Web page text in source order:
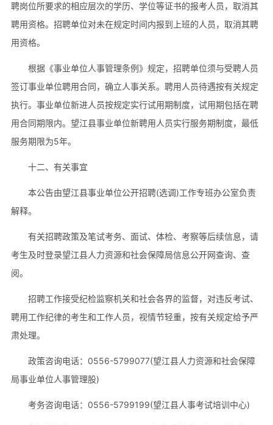
聘岗位所要求的相应层次的学历、学位等证书的报考人员，取消其
聘用资格。招聘单位对未在规定时间内报到上班的人员，取消其聘
用资格。
根据《事业单位人事管理条例》规定，招聘单位须与受聘人员
签订事业单位聘用合同，确立人事关系。聘用人员待遇按有关规定
执行。事业单位新进人员按规定实行试用期制度，试用期包括在聘
用合同期限内。望江县事业单位新聘用人员实行服务期制度，最低
服务期限为5年。
十二、有关事宜
本公告由望江县事业单位公开招聘(选调)工作专班办公室负责
解释。
有关招聘政策及笔试考务、面试、体检、考察等后续信息，请
考生及时登录望江县人力资源和社会保障局信息公开网查询、查
阅。
招聘工作接受纪检监察机关和社会各界的监督，对违反考试、
聘用工作纪律的考生和工作人员，视情节轻重，按有关规定给予严
肃处理。
政策咨询电话：0556-5799077(望江县人力资源和社会保障
局事业单位人事管理股)
考务咨询电话：0556-5799199(望江县人事考试培训中心)